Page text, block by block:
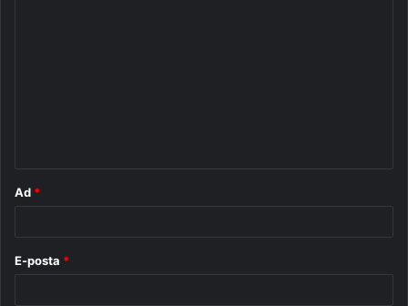
Ad *
E-posta *